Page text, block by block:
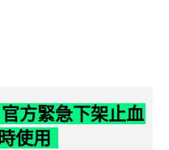
方緊急下架止血
使用